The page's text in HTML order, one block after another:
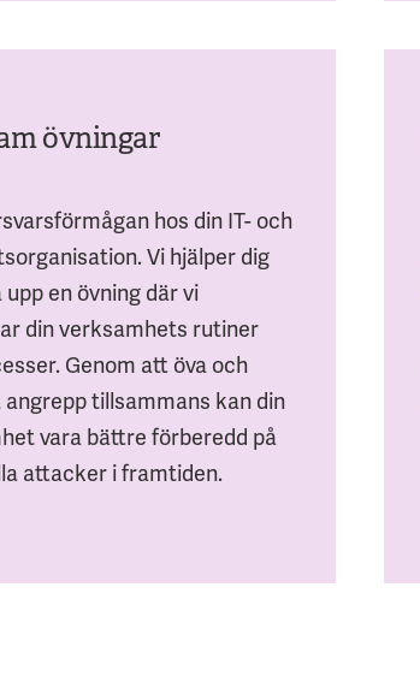
övningar
hos din IT- och
Vi hjälper dig
en övning där vi
din verksamhets rutiner
Genom att öva och
tillsammans kan din
vara bättre förberedd på
attacker i framtiden.